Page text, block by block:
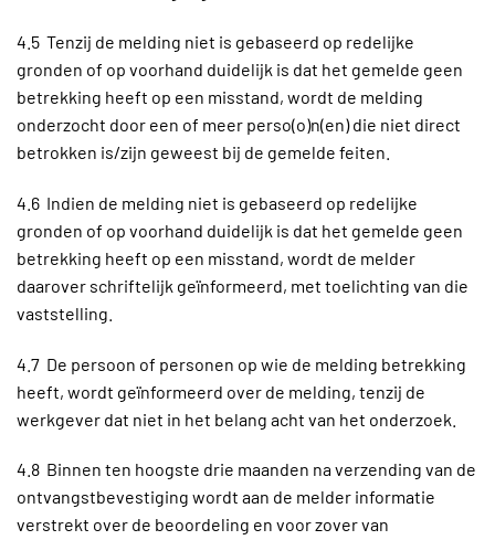
4.5 Tenzij de melding niet is gebaseerd op redelijke
gronden of op voorhand duidelijk is dat het gemelde geen
betrekking heeft op een misstand, wordt de melding
onderzocht door een of meer perso(o)n(en) die niet direct
betrokken is/zijn geweest bij de gemelde feiten.
4.6 Indien de melding niet is gebaseerd op redelijke
gronden of op voorhand duidelijk is dat het gemelde geen
betrekking heeft op een misstand, wordt de melder
daarover schriftelijk geïnformeerd, met toelichting van die
vaststelling.
4.7 De persoon of personen op wie de melding betrekking
heeft, wordt geïnformeerd over de melding, tenzij de
werkgever dat niet in het belang acht van het onderzoek.
4.8 Binnen ten hoogste drie maanden na verzending van de
ontvangstbevestiging wordt aan de melder informatie
verstrekt over de beoordeling en voor zover van